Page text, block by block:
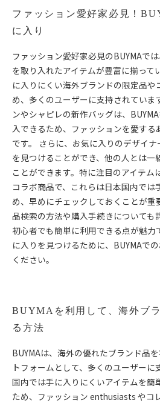
ファッション愛好家必見！
に入り
ファッション愛好家必見のBUYMAで
を取り入れたアイテムが豊富に揃って
に入りにくい海外ブランドの限定品や
め、多くのユーザーに支持されていま
ンやシャピレの新作バッグは、
入できるため、ファッションを愛する
です。 さらに、お気に入りのデザイ
を見つけることができ、他の人とは一
ことができます。特に注目のアイテム
コラボ商品で、これらは日本国内では
め、早めにチェックしておくことが重
品検索の方法や購入手続きについても
初心者でも簡単に利用できる点が魅力
に入りを見つけるために、BUYMAで
ください。
BUYMAを利用して、海外ブ
る方法
BUYMAは、海外の優れたブランド品
トフォームとして、多くのユーザーに
国内では手に入りにくいアイテムを簡
ため、ファッション enthusiasts やコ